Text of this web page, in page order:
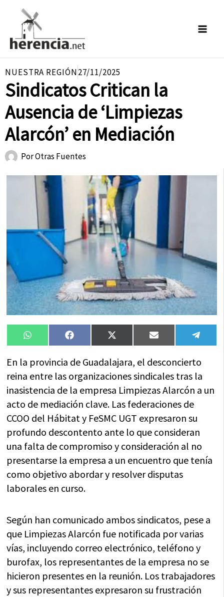
contenido
NUESTRA REGIÓN27/11/2025
Sindicatos Critican la
Ausencia de ‘Limpiezas
Alarcón’ en Mediación
PorOtras Fuentes
Compartir
en
WhatsAppCompartir
en
FacebookCompartir
en
X
(Twitter)
Compartir
en
Email
en
En la provincia de Guadalajara, el desconcierto
reina entre las organizaciones sindicales tras la
inasistencia de la empresa Limpiezas Alarcón a un
acto de mediación clave. Las federaciones de
CCOO del Hábitat y FeSMC UGT expresaron su
profundo descontento ante lo que consideran
una falta de compromiso y consideración al no
presentarse la empresa a un encuentro que tenía
como objetivo abordar y resolver disputas
laborales en curso.
Según han comunicado ambos sindicatos, pese a
que Limpiezas Alarcón fue notificada por varias
vías, incluyendo correo electrónico, teléfono y
burofax, los representantes de la empresa no se
hicieron presentes en la reunión. Los trabajadores
y sus representantes expresaron su frustración